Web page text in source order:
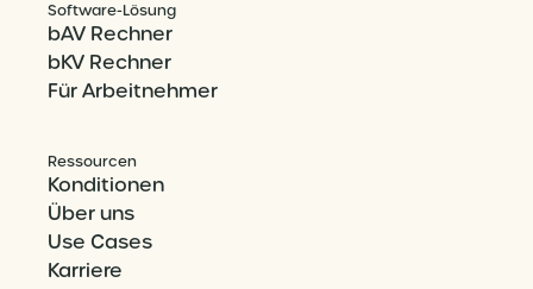
Software-Lösung
bAV Rechner
bKV Rechner
Für Arbeitnehmer
Ressourcen
Konditionen
Über uns
Use Cases
Karriere